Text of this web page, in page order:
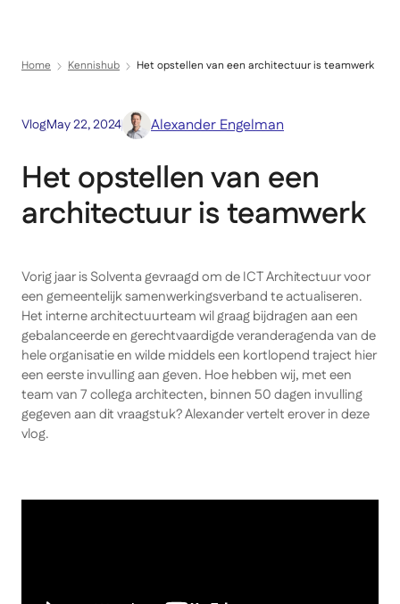
Direct naar inhoud
Home Kennishub Het opstellen van een architectuur is teamwerk
VlogMay 22, 2024 Alexander Engelman
Het opstellen van een
architectuur is teamwerk
Vorig jaar is Solventa gevraagd om de ICT Architectuur voor
een gemeentelijk samenwerkingsverband te actualiseren.
Het interne architectuurteam wil graag bijdragen aan een
gebalanceerde en gerechtvaardigde veranderagenda van de
hele organisatie en wilde middels een kortlopend traject hier
een eerste invulling aan geven. Hoe hebben wij, met een
team van 7 collega architecten, binnen 50 dagen invulling
gegeven aan dit vraagstuk? Alexander vertelt erover in deze
vlog.